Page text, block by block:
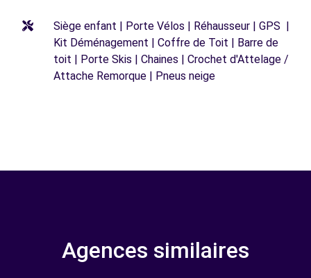
Siège enfant | Porte Vélos | Réhausseur | GPS |
Kit Déménagement | Coffre de Toit | Barre de
toit | Porte Skis | Chaines | Crochet d'Attelage /
Attache Remorque | Pneus neige
Agences similaires